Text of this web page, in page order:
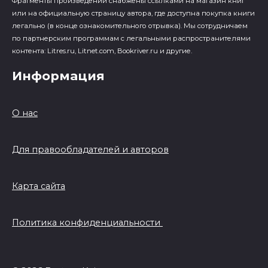
или на официальную страницу автора, где доступна покупка книги
легально (в конце ознакомительного отрывка). Мы сотрудничаем
по партнерским программам с легальными распространителями
контента: Litres.ru, Litnet.com, Bookriver.ru и другие.
Информация
О нас
Для правообладателей и авторов
Карта сайта
Политика конфиденциальности